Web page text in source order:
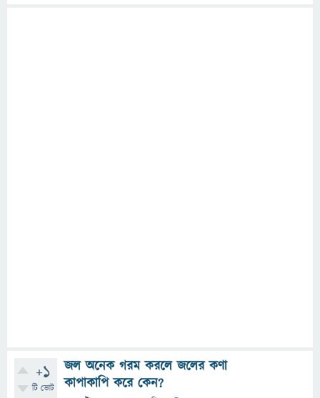
+1
টি ভোট
জল অনেক গরম করলে জলের কণা
কাপাকাপি করে কেন?